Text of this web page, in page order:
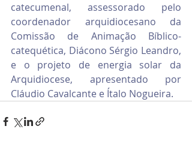
catecumenal, assessorado pelo
coordenador arquidiocesano da
Comissão de Animação Bíblico-
catequética, Diácono Sérgio Leandro,
e o projeto de energia solar da
Arquidiocese, apresentado por
Cláudio Cavalcante e Ítalo Nogueira.